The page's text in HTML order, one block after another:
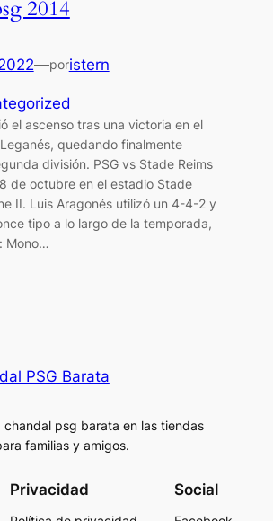
2014
—poristern
el ascenso tras una victoria en el
quedando finalmente
división. PSG vs Stade Reims
de octubre en el estadio Stade
II. Luis Aragonés utilizó un 4-4-2 y
tipo a lo largo de la temporada,
Mono…
PSG Barata
chandal psg barata en las tiendas
familias y amigos.
Privacidad Social